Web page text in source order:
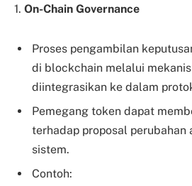
1. On-Chain Governance
Proses pengambilan
di blockchain melalui
diintegrasikan ke dalam
Pemegang token dapat
terhadap proposal perubahan
sistem.
Contoh: